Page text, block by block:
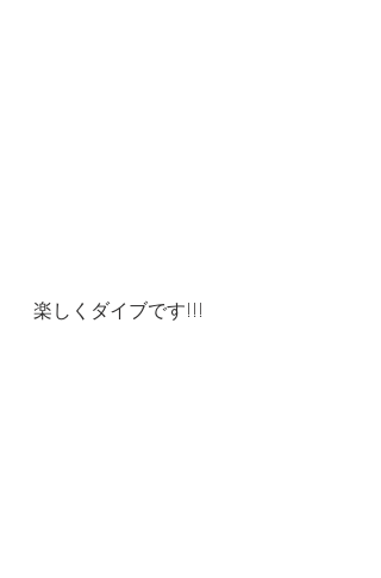
楽しくダイブです!!!